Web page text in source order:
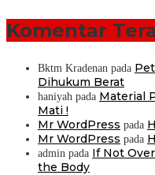
Komentar
Bktm Kradenan pada
Dihukum Berat
haniyah pada Material
Mati !
Mr WordPress pada
Mr WordPress pada
admin pada If Not
the Body